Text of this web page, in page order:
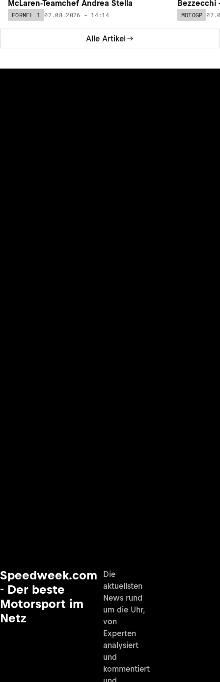
Alle Artikel
McLaren-Teamchef Andrea Stella
FORMEL 1 07.08.2026 - 14:14
Bezzecchi
MOTOGP
Speedweek.com
- Der beste
Motorsport im
Netz
Die
aktuellsten
News rund
um die Uhr,
von
Experten
analysiert
und
kommentiert